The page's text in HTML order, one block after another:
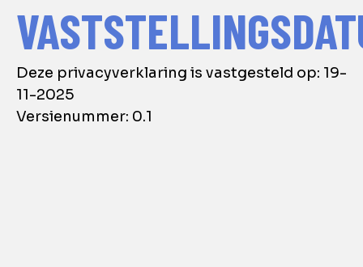
Deze privacyverklaring is vastgesteld op: 19-
11-2025
Versienummer: 0.1